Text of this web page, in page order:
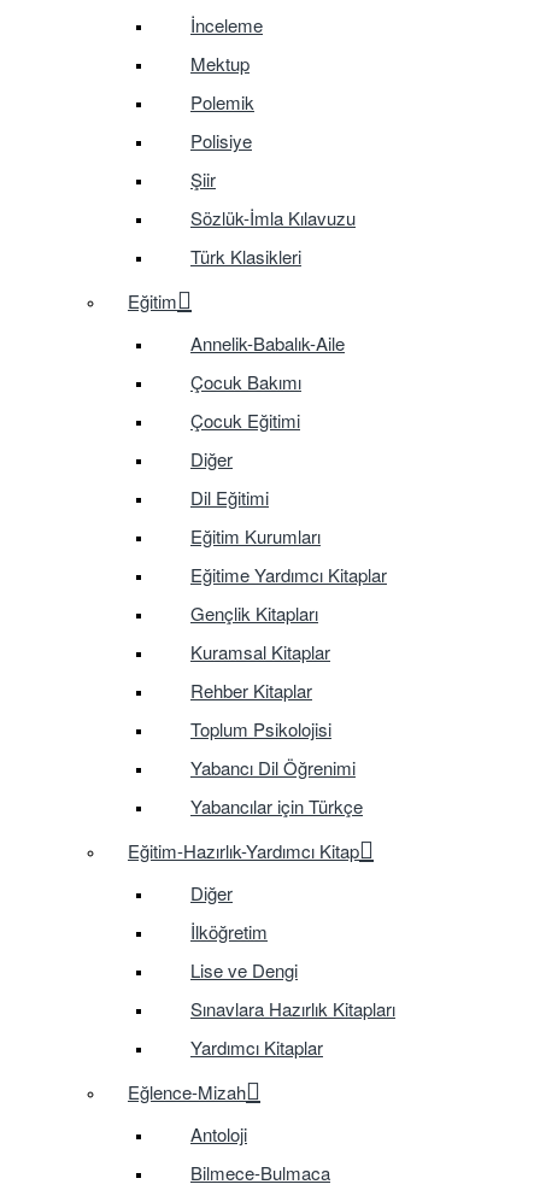
İnceleme
Mektup
Polemik
Polisiye
Şiir
Sözlük-İmla Kılavuzu
Türk Klasikleri
Eğitim
Annelik-Babalık-Aile
Çocuk Bakımı
Çocuk Eğitimi
Diğer
Dil Eğitimi
Eğitim Kurumları
Eğitime Yardımcı Kitaplar
Gençlik Kitapları
Kuramsal Kitaplar
Rehber Kitaplar
Toplum Psikolojisi
Yabancı Dil Öğrenimi
Yabancılar için Türkçe
Eğitim-Hazırlık-Yardımcı Kitap
Diğer
İlköğretim
Lise ve Dengi
Sınavlara Hazırlık Kitapları
Yardımcı Kitaplar
Eğlence-Mizah
Antoloji
Bilmece-Bulmaca